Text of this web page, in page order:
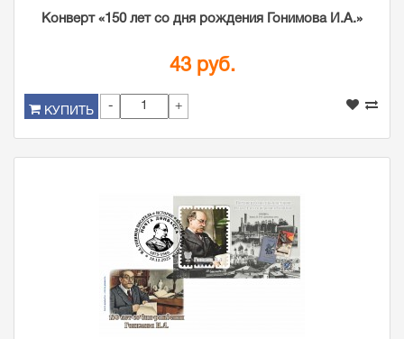
Конверт «150 лет со дня рождения Гонимова И.А.»
43 руб.
КУПИТЬ - +